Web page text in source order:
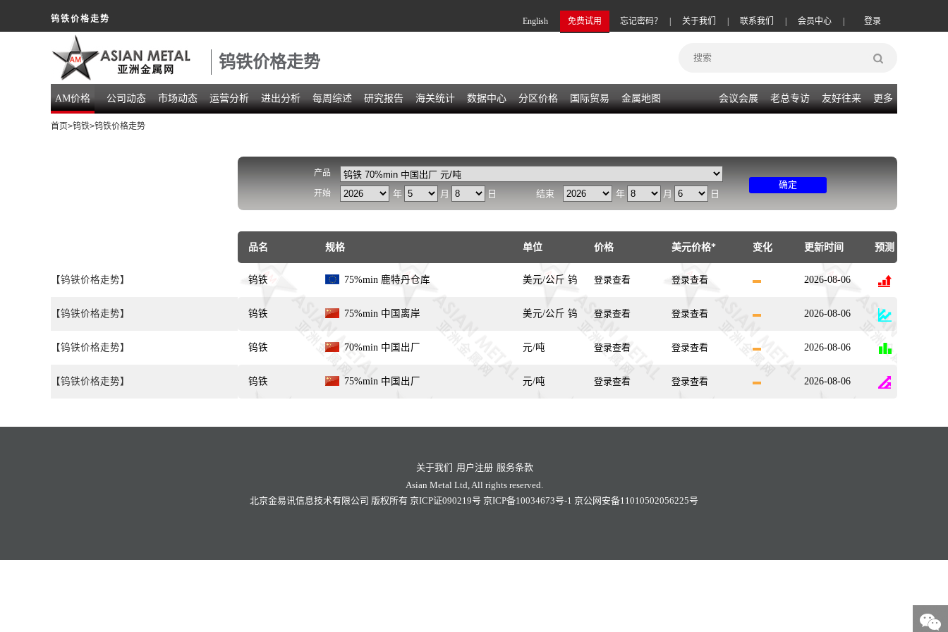
钨铁价格走势 登录
会员中心
联系我们
关于我们
忘记密码？
免费试用
English
钨铁价格走势
AM价格 公司动态 市场动态 运营分析 进出分析 每周综述 研究报告 海关统计 数据中心 分区价格 国际贸易 金属地图 会议会展 老总专访 友好往来 更多
首页>钨铁>钨铁价格走势
【钨铁价格走势】
【钨铁价格走势】
【钨铁价格走势】
【钨铁价格走势】
产品
开始 年 月 日 结束 年 月 日
确定
品名 规格 单位 价格 美元价格* 变化 更新时间 预测
钨铁 75%min 鹿特丹仓库 美元/公斤 钨 登录查看 登录查看 2026-08-06
钨铁 75%min 中国离岸 美元/公斤 钨 登录查看 登录查看 2026-08-06
钨铁 70%min 中国出厂 元/吨 登录查看 登录查看 2026-08-06
钨铁 75%min 中国出厂 元/吨 登录查看 登录查看 2026-08-06
关于我们 用户注册 服务条款
Asian Metal Ltd, All rights reserved.
北京金易讯信息技术有限公司 版权所有 京ICP证090219号 京ICP备10034673号-1 京公网安备11010502056225号